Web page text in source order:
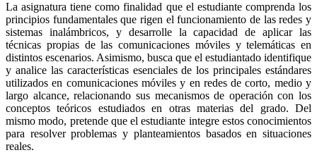
La asignatura tiene como finalidad que el estudiante comprenda los
principios fundamentales que rigen el funcionamiento de las redes y
sistemas inalámbricos, y desarrolle la capacidad de aplicar las
técnicas propias de las comunicaciones móviles y telemáticas en
distintos escenarios. Asimismo, busca que el estudiantado identifique
y analice las características esenciales de los principales estándares
utilizados en comunicaciones móviles y en redes de corto, medio y
largo alcance, relacionando sus mecanismos de operación con los
conceptos teóricos estudiados en otras materias del grado. Del
mismo modo, pretende que el estudiante integre estos conocimientos
para resolver problemas y planteamientos basados en situaciones
reales.